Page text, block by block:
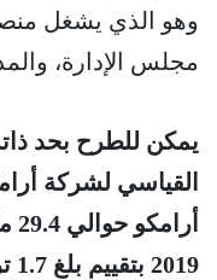
وهو الذي يشغل
مجلس الإدارة،
يمكن للطرح بحد
القياسي لشركة